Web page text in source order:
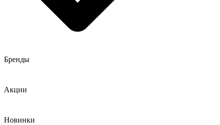
Бренды
Акции
Новинки